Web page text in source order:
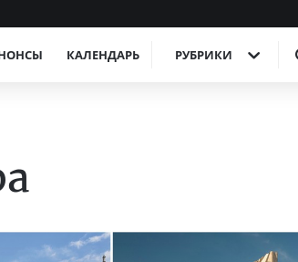
КАЛЕНДАРЬ РУБРИКИ